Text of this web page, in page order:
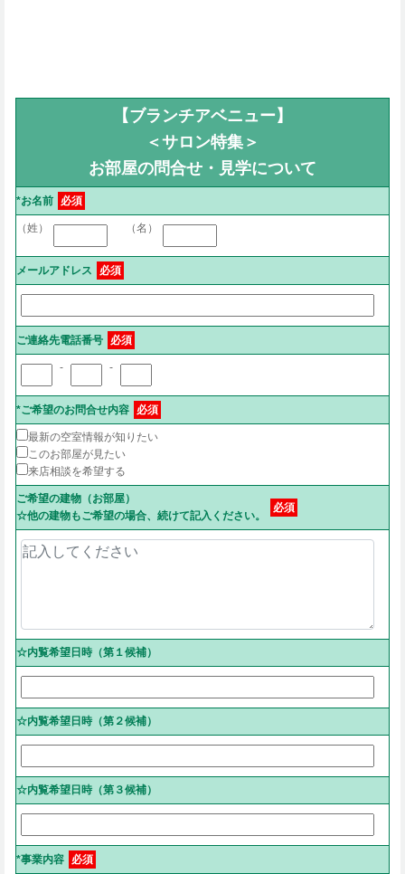
【ブランチアベニュー】
＜サロン特集＞
お部屋の問合せ・見学について
*お名前 必須
（姓） （名）
メールアドレス 必須
ご連絡先電話番号 必須
- -
*ご希望のお問合せ内容 必須
最新の空室情報が知りたい
このお部屋が見たい
来店相談を希望する
ご希望の建物（お部屋）
☆他の建物もご希望の場合、続けて記入ください。
必須
☆内覧希望日時（第１候補）
☆内覧希望日時（第２候補）
☆内覧希望日時（第３候補）
*事業内容 必須